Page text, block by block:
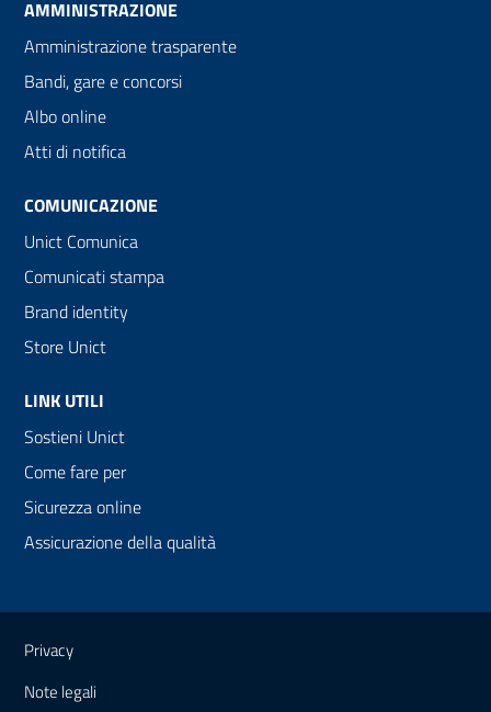
AMMINISTRAZIONE
Amministrazione trasparente
Bandi, gare e concorsi
Albo online
Atti di notifica
COMUNICAZIONE
Unict Comunica
Comunicati stampa
Brand identity
Store Unict
LINK UTILI
Sostieni Unict
Come fare per
Sicurezza online
Assicurazione della qualità
Link e informazioni utili
Privacy
Note legali